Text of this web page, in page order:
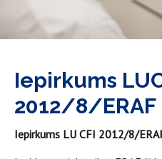
Iepirkums
2012/8/ERAF
Iepirkums LU CFI 2012/8/